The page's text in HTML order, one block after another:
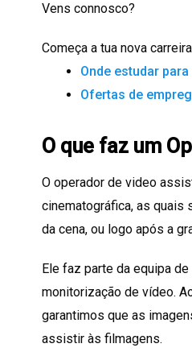
Vens connosco?
Começa a tua nova carreira
Onde estudar
Ofertas de
O que faz um
O operador de video
cinematográfica, as quais
da cena, ou logo após a
Ele faz parte da equipa
monitorização de vídeo.
garantimos que as
assistir às filmagens.